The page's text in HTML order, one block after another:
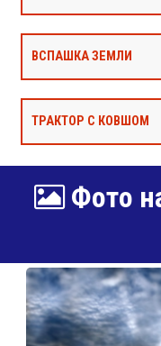
ВСПАШКА ЗЕМЛИ
ТРАКТОР С КОВШОМ
Фото